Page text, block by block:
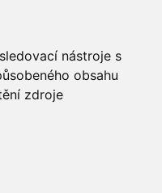
nástroje s
obsahu
zdroje